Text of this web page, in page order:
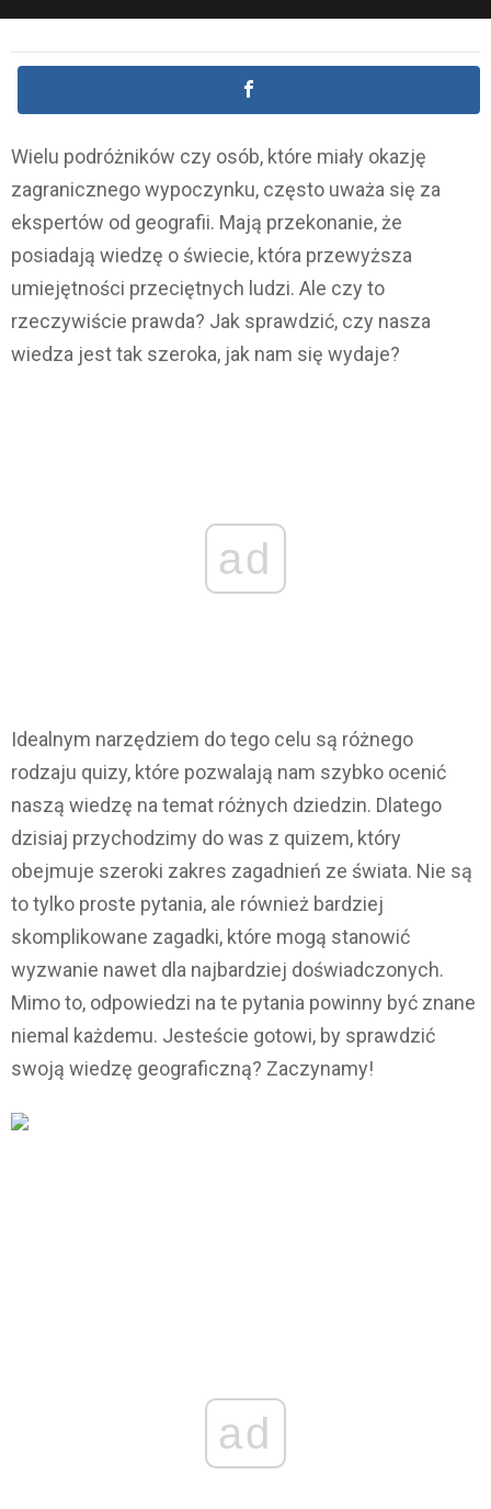
Wielu podróżników czy osób, które miały okazję
zagranicznego wypoczynku, często uważa się za
ekspertów od geografii. Mają przekonanie, że
posiadają wiedzę o świecie, która przewyższa
umiejętności przeciętnych ludzi. Ale czy to
rzeczywiście prawda? Jak sprawdzić, czy nasza
wiedza jest tak szeroka, jak nam się wydaje?
ad
Idealnym narzędziem do tego celu są różnego
rodzaju quizy, które pozwalają nam szybko ocenić
naszą wiedzę na temat różnych dziedzin. Dlatego
dzisiaj przychodzimy do was z quizem, który
obejmuje szeroki zakres zagadnień ze świata. Nie są
to tylko proste pytania, ale również bardziej
skomplikowane zagadki, które mogą stanowić
wyzwanie nawet dla najbardziej doświadczonych.
Mimo to, odpowiedzi na te pytania powinny być znane
niemal każdemu. Jesteście gotowi, by sprawdzić
swoją wiedzę geograficzną? Zaczynamy!
ad